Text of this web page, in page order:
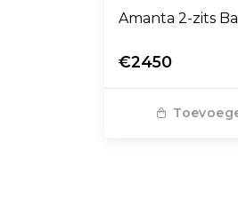
Amanta 2-zits
€2450